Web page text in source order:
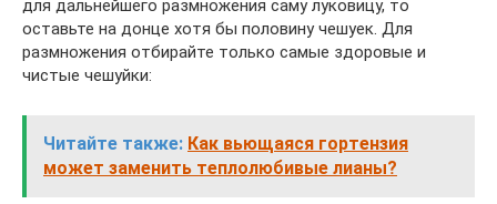
для дальнейшего размножения саму луковицу, то
оставьте на донце хотя бы половину чешуек. Для
размножения отбирайте только самые здоровые и
чистые чешуйки:
Читайте также: Как вьющаяся гортензия
может заменить теплолюбивые лианы?